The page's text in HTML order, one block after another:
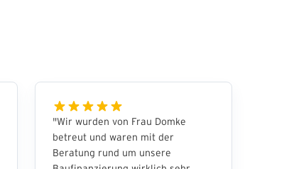
"Wir wurden von Frau Domke
betreut und waren mit der
Beratung rund um unsere